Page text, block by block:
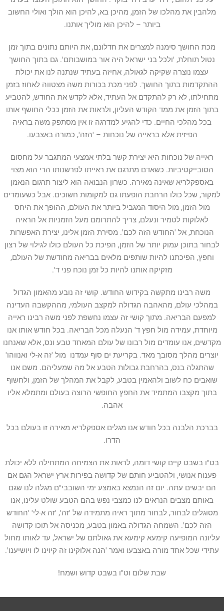
מלהבין את מהלכו של הזמן, מהיכן בא, להיכן הוא הולך ואולי החשוב
ביותר – להיכן הוא מוליך אותנו.
מכת החושך סימנה למצרים את חדלונם, את היותם נתונים בתוך זמן
נטול תוחלת, 'ולכל בני ישראל היה אור במושבותם'. גם בתוך החושך
עצמו נוצרה שקיקה לגאולה, אחיזה בעתיד שנתנה לנו את יכולת
ההתקדמות בתוך החושך. לפני מכת בכורות משה מצטווה לאחוז בזמן
מתחילתו, לא רק להתקדם אל העתיד, אלא לקדש את החודש, להטביע
בתוך הזמן את ממד הקודש העליון, ולראות את הזמן ככלי החושף אותו
בכל מהלכי החיים. כדי להגיע למדרגה זו אין מסתפק משה בראיה
הפיזית אלא בראייה של נוכחות – 'הזה', כמורה באצבעו.
ראייה של נוכחות היא יצירת קשר בלתי אמצעי המתגבר על מחסום
הסובייקטיביות. כשאדם מתרגם את ראייתו לפרשנותו הרי הוא מצוי
באספקלריא שאינה מאירה. כשרון הנבואה הוא ליצור תרגום הנאמן
למקור, שכל כולו הרחבת הופעתו גם למקומות חשוכים. אבל כשעומדים
מול הזמן, מול היסוד המגביל ביותר את העולם, ההופך את היחס
לאלוקות לטמיר ונעלם, צריך להתרומם מעל הזמניות אל הראיה
הנוכחת, אל 'החודש הזה לכם'. מסירת הזמן אלינו, יצירת האפשרות
לבחור בתוכן עמוק יותר של הזמן, הפיכת כל העולם כולו לגילוי של רצון
וחפץ, הפיכתנו להיות שותפים מלאים בבריאה מחודשת של העולם,
מזקיקה אותנו להיות כל זמן נוכח פני ד'.
משה רבינו מתקשה בקידוש החודש. קושי זה נובע מהאמון הגדול
במהלכי עולם, מהאהבה הגדולה למקצב העולמי, מההקשבה העדינה
למפעם הבריאה. מתוך קושי זה עצמו נחשפת לפני משה רבינו ראייה
מיוחדת, עמידה מול חפץ ד' הנעלה מכל הבריאה. בכל חודש אותו אנו
מקדשים, אנו עומדים מול רבונו של עולם המאחד טבע ונס, אלא שאנחנו
יוצרים מהלך מסובך מאד. בקריעת ים סוף עמדנו מול 'זה א-לי ואנווהו'
שהתגלה בנס, בהרחבת גבולות הטבע אל מה שמעליהם. משם אנו
שואבים כח לשוב ולהאמין בטבע, לקבל את המהלך של הזמן, ולחשוף
בתוך מקצבו המתמיד את החפץ החופשי הרוצה בעולם ומתמלא אליו
אהבה.
בברכת הלבנה בכל חודש אנו מגלים אספקלריא מאירה זו בעולם בכל
הדרו.
בט"ו בשבט קיים קושי דומה, לראות את הצמיחה המתחילה ללא יכולת
פענוח אנושי, ולהטביע חותם של קדושה בפירות ארץ ישראל הגם אם
הם יבשים עתה. יום זה הנמצא באמצע ימי השובבי"ם מגלה לנו שגם
באותם מצבים הנראים לנו כמצבי נפש בהם הטבע שולט עלינו, אנו
מסוגלים לבחור, לבחור מתוך ראיה מתמידה של 'זה', 'זה א-לי' 'החודש
הזה לכם'. השמחה הגדולה באמון בטבע, מכניסה אל תוכו קדושה
עליונה המופיעה קימעא קימעא את גאולתם של ישראל, עד לאותו מחול
עתידי שכל אחד מורה באצבעו ואמר 'הנה אלוקינו זה קיוינו לו ויושיענו'.
שבת שלום וט"ו בשבט קדוש ושמח!